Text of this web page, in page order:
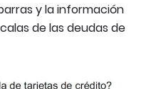
y la información
de las deudas de